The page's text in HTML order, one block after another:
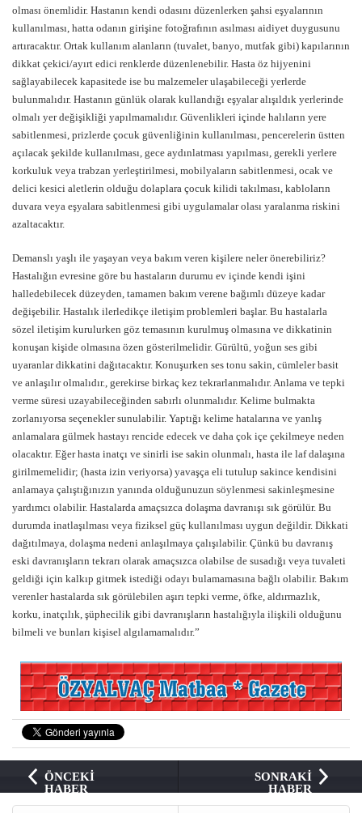
olması önemlidir. Hastanın kendi odasını düzenlerken şahsi eşyalarının
kullanılması, hatta odanın girişine fotoğrafının asılması aidiyet duygusunu
artıracaktır. Ortak kullanım alanların (tuvalet, banyo, mutfak gibi) kapılarının
dikkat çekici/ayırt edici renklerde düzenlenebilir. Hasta öz hijyenini
sağlayabilecek kapasitede ise bu malzemeler ulaşabileceği yerlerde
bulunmalıdır. Hastanın günlük olarak kullandığı eşyalar alışıldık yerlerinde
olmalı yer değişikliği yapılmamalıdır. Güvenlikleri içinde halıların yere
sabitlenmesi, prizlerde çocuk güvenliğinin kullanılması, pencerelerin üstten
açılacak şekilde kullanılması, gece aydınlatması yapılması, gerekli yerlere
korkuluk veya trabzan yerleştirilmesi, mobilyaların sabitlenmesi, ocak ve
delici kesici aletlerin olduğu dolaplara çocuk kilidi takılması, kabloların
duvara veya eşyalara sabitlenmesi gibi uygulamalar olası yaralanma riskini
azaltacaktır.
Demanslı yaşlı ile yaşayan veya bakım veren kişilere neler önerebiliriz?
Hastalığın evresine göre bu hastaların durumu ev içinde kendi işini
halledebilecek düzeyden, tamamen bakım verene bağımlı düzeye kadar
değişebilir. Hastalık ilerledikçe iletişim problemleri başlar. Bu hastalarla
sözel iletişim kurulurken göz temasının kurulmuş olmasına ve dikkatinin
konuşan kişide olmasına özen gösterilmelidir. Gürültü, yoğun ses gibi
uyaranlar dikkatini dağıtacaktır. Konuşurken ses tonu sakin, cümleler basit
ve anlaşılır olmalıdır., gerekirse birkaç kez tekrarlanmalıdır. Anlama ve tepki
verme süresi uzayabileceğinden sabırlı olunmalıdır. Kelime bulmakta
zorlanıyorsa seçenekler sunulabilir. Yaptığı kelime hatalarına ve yanlış
anlamalara gülmek hastayı rencide edecek ve daha çok içe çekilmeye neden
olacaktır. Eğer hasta inatçı ve sinirli ise sakin olunmalı, hasta ile laf dalaşına
girilmemelidir; (hasta izin veriyorsa) yavaşça eli tutulup sakince kendisini
anlamaya çalıştığınızın yanında olduğunuzun söylenmesi sakinleşmesine
yardımcı olabilir. Hastalarda amaçsızca dolaşma davranışı sık görülür. Bu
durumda inatlaşılması veya fiziksel güç kullanılması uygun değildir. Dikkati
dağıtılmaya, dolaşma nedeni anlaşılmaya çalışılabilir. Çünkü bu davranış
eski davranışların tekrarı olarak amaçsızca olabilse de susadığı veya tuvaleti
geldiği için kalkıp gitmek istediği odayı bulamamasına bağlı olabilir. Bakım
verenler hastalarda sık görülebilen aşırı tepki verme, öfke, aldırmazlık,
korku, inatçılık, şüphecilik gibi davranışların hastalığıyla ilişkili olduğunu
bilmeli ve bunları kişisel algılamamalıdır.”
ÖNCEKİ
HABER
SONRAKİ
HABER